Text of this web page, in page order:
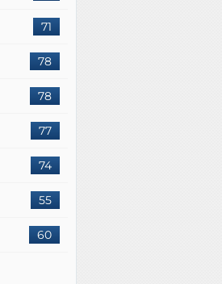
71
78
78
77
74
55
60